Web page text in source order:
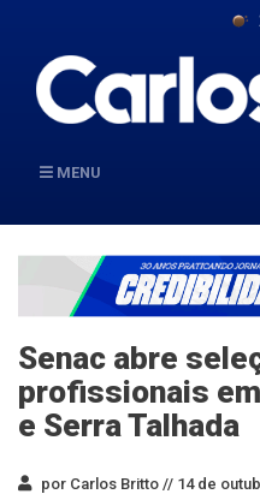
MENU
Senac abre
profissionais
e Serra Talhada
por Carlos Britto // 14 de